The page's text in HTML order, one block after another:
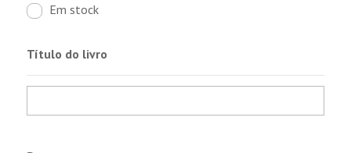
Em stock
Título do livro